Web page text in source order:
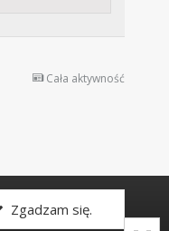
Cała aktywność
Zgadzam się.